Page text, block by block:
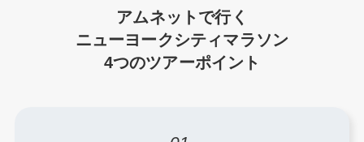
アムネットで行く
ニューヨークシティマラソン
4つのツアーポイント